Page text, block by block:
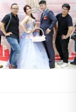
服 (門外漢都是憑
開心!! 又解決了